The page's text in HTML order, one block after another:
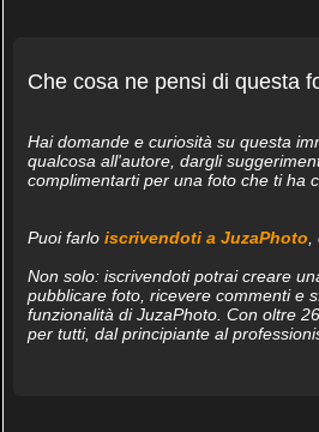
Che cosa ne pensi di questa
Hai domande e curiosità su questa
qualcosa all'autore, dargli
complimentarti per una foto che ti ha
Puoi farlo iscrivendoti a JuzaPhoto
Non solo: iscrivendoti potrai creare
pubblicare foto, ricevere commenti e
funzionalità di JuzaPhoto. Con oltre
per tutti, dal principiante al